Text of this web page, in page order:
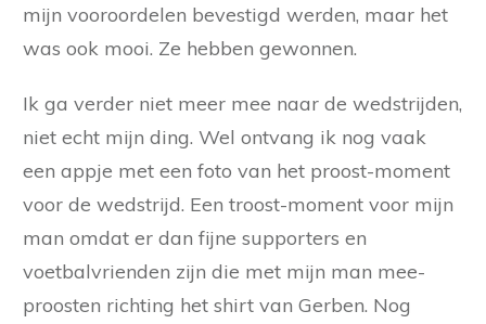
mijn vooroordelen bevestigd werden, maar het
was ook mooi. Ze hebben gewonnen.
Ik ga verder niet meer mee naar de wedstrijden,
niet echt mijn ding. Wel ontvang ik nog vaak
een appje met een foto van het proost-moment
voor de wedstrijd. Een troost-moment voor mijn
man omdat er dan fijne supporters en
voetbalvrienden zijn die met mijn man mee-
proosten richting het shirt van Gerben. Nog